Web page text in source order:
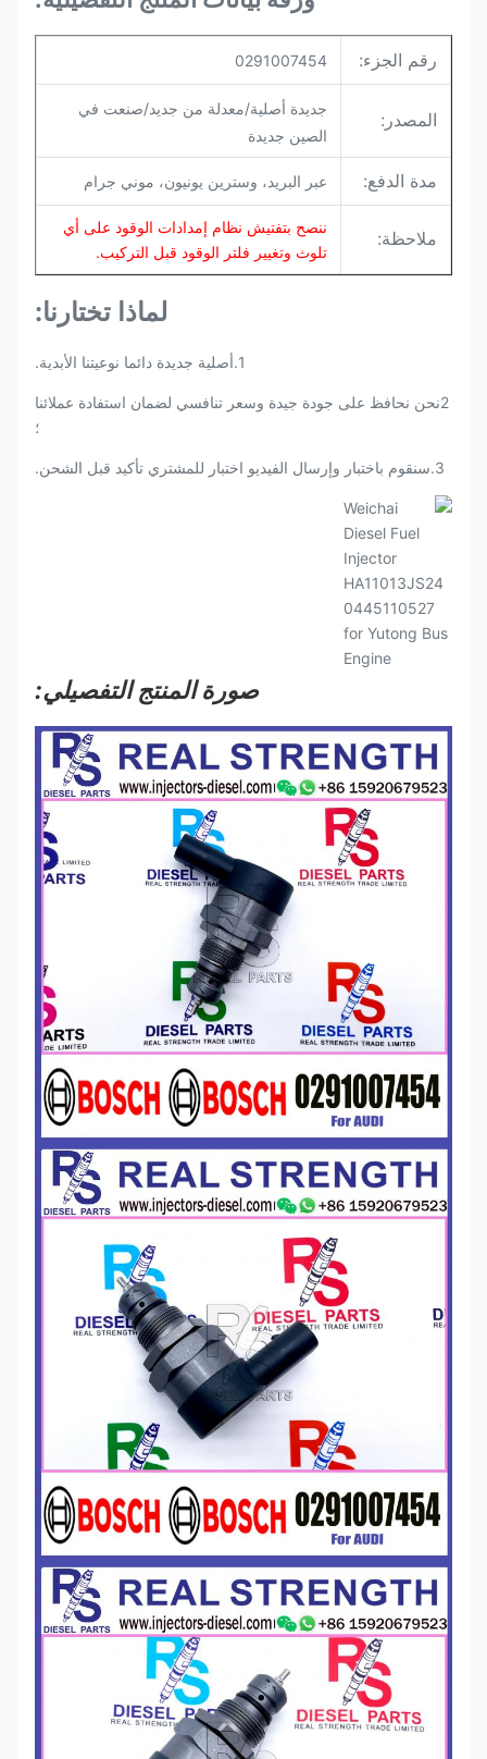
رقم الجزء: 0291007454
المصدر:
جديدة أصلية/معدلة من جديد/صنعت في
الصين جديدة
مدة الدفع: عبر البريد، وسترين يونيون، موني جرام
ملاحظة:
ننصح بتفتيش نظام إمدادات الوقود على أي
تلوث وتغيير فلتر الوقود قبل التركيب.
لماذا تختارنا:
1.أصلية جديدة دائما نوعيتنا الأبدية.
2نحن نحافظ على جودة جيدة وسعر تنافسي لضمان استفادة عملائنا
؛
3.سنقوم باختبار وإرسال الفيديو اختبار للمشتري تأكيد قبل الشحن.
صورة المنتج التفصيلي: